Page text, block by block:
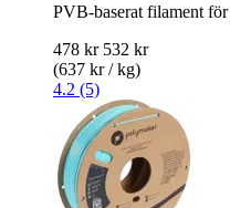
PVB-baserat filament
478 kr 532 kr
(637 kr / kg)
4.2 (5)